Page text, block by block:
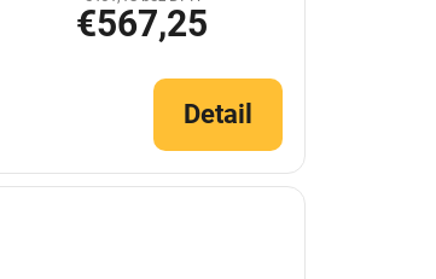
€567,25
Detail